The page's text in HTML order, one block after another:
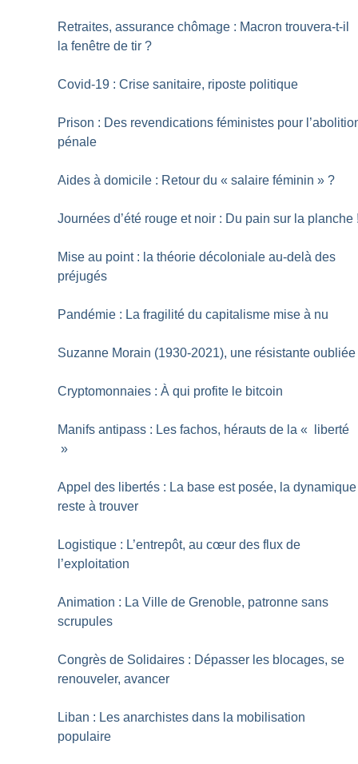
Retraites, assurance chômage : Macron trouvera-t-il
la fenêtre de tir ?
Covid-19 : Crise sanitaire, riposte politique
Prison : Des revendications féministes pour
pénale
Aides à domicile : Retour du « salaire féminin » ?
Journées d’été rouge et noir : Du pain sur la planche
Mise au point : la théorie décoloniale au-delà des
préjugés
Pandémie : La fragilité du capitalisme mise à nu
Suzanne Morain (1930-2021), une résistante oubliée
Cryptomonnaies : À qui profite le bitcoin
Manifs antipass : Les fachos, hérauts de la «
liberté
»
Appel des libertés : La base est posée, la dynamique
reste à trouver
Logistique : L’entrepôt, au cœur des flux de
l’exploitation
Animation : La Ville de Grenoble, patronne sans
scrupules
Congrès de Solidaires : Dépasser les blocages, se
renouveler, avancer
Liban : Les anarchistes dans la mobilisation
populaire